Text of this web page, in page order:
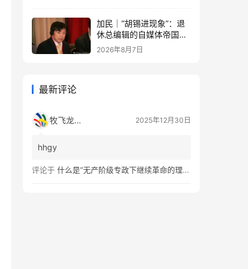
加民｜“胡锡进现象”：退
休总编辑的自媒体帝国与
公私边界之问
2026年8月7日
最新评论
牧飞龙ae 2025年12月30日
hhgy
评论于 什么是“无产阶级专政下继续革命的理论”？